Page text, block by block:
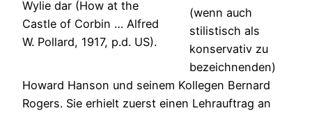
Wylie dar (How at the
Castle of Corbin … Alfred
W. Pollard, 1917, p.d. US).
(wenn auch
stilistisch als
konservativ zu
bezeichnenden)
Howard Hanson und seinem Kollegen Bernard
Rogers. Sie erhielt zuerst einen Lehrauftrag an